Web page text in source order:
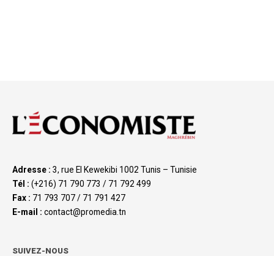
Adresse : 3, rue El Kewekibi 1002 Tunis – Tunisie
Tél : (+216) 71 790 773 / 71 792 499
Fax : 71 793 707 / 71 791 427
E-mail : contact@promedia.tn
SUIVEZ-NOUS